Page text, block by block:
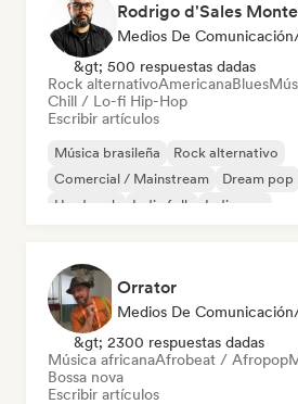
Rodrigo d'Sales
Medios De
&gt; 500 respuestas dadas
Rock alternativoAmericanaBlues
Chill / Lo-fi Hip-Hop
Escribir artículos
Música brasileña
Rock alternativo
Comercial / Mainstream
Dream pop
Hard rock
Indie folk Indie pop
Orrator
Medios De
&gt; 2300 respuestas dadas
Música africanaAfrobeat / Afropop
Bossa nova
Escribir artículos